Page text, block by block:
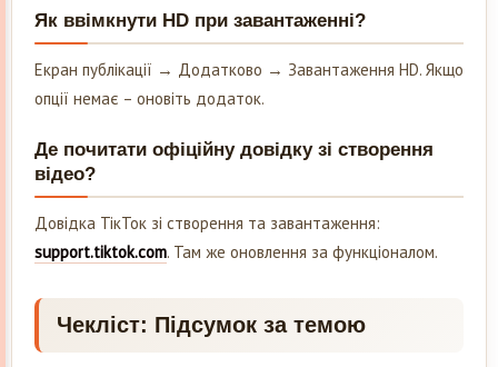
Як ввімкнути HD при завантаженні?
Екран публікації → Додатково → Завантаження HD. Якщо
опції немає – оновіть додаток.
Де почитати офіційну довідку зі створення
відео?
Довідка ТікТок зі створення та завантаження:
support.tiktok.com. Там же оновлення за функціоналом.
Чекліст: Підсумок за темою